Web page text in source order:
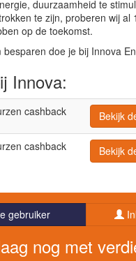
duurzaamheid te
te zijn, proberen wij al
op de toekomst.
besparen doe je bij Innova
Innova:
cashback Bekijk
cashback Bekijk
gebruiker
Start vandaag